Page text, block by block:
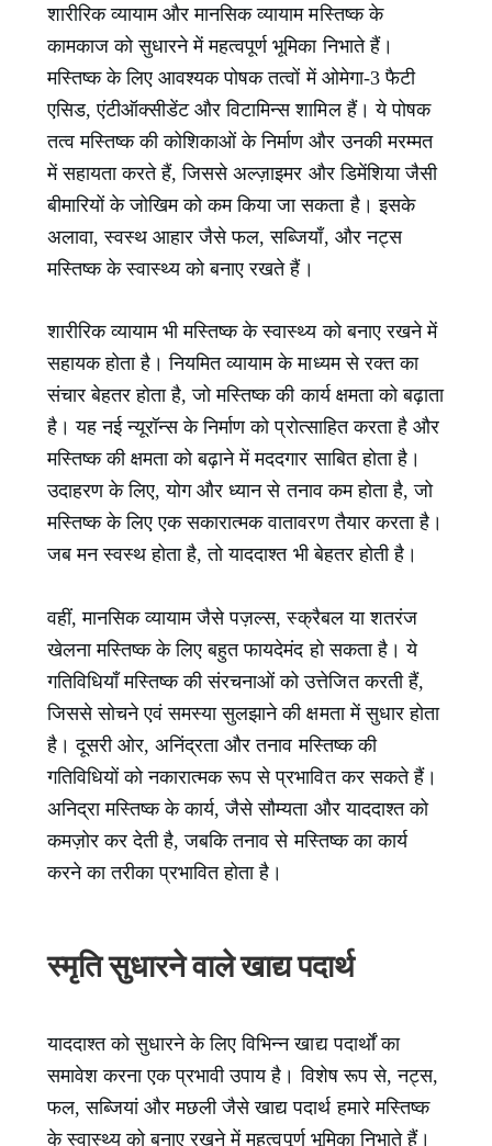
शारीरिक व्यायाम और मानसिक व्यायाम मस्तिष्क के
कामकाज को सुधारने में महत्वपूर्ण भूमिका निभाते हैं।
मस्तिष्क के लिए आवश्यक पोषक तत्वों में ओमेगा-3 फैटी
एसिड, एंटीऑक्सीडेंट और विटामिन्स शामिल हैं। ये पोषक
तत्व मस्तिष्क की कोशिकाओं के निर्माण और उनकी मरम्मत
में सहायता करते हैं, जिससे अल्ज़ाइमर और डिमेंशिया जैसी
बीमारियों के जोखिम को कम किया जा सकता है। इसके
अलावा, स्वस्थ आहार जैसे फल, सब्जियाँ, और नट्स
मस्तिष्क के स्वास्थ्य को बनाए रखते हैं।
शारीरिक व्यायाम भी मस्तिष्क के स्वास्थ्य को बनाए रखने में
सहायक होता है। नियमित व्यायाम के माध्यम से रक्त का
संचार बेहतर होता है, जो मस्तिष्क की कार्य क्षमता को बढ़ाता
है। यह नई न्यूरॉन्स के निर्माण को प्रोत्साहित करता है और
मस्तिष्क की क्षमता को बढ़ाने में मददगार साबित होता है।
उदाहरण के लिए, योग और ध्यान से तनाव कम होता है, जो
मस्तिष्क के लिए एक सकारात्मक वातावरण तैयार करता है।
जब मन स्वस्थ होता है, तो याददाश्त भी बेहतर होती है।
वहीं, मानसिक व्यायाम जैसे पज़ल्स, स्क्रैबल या शतरंज
खेलना मस्तिष्क के लिए बहुत फायदेमंद हो सकता है। ये
गतिविधियाँ मस्तिष्क की संरचनाओं को उत्तेजित करती हैं,
जिससे सोचने एवं समस्या सुलझाने की क्षमता में सुधार होता
है। दूसरी ओर, अनिंद्रता और तनाव मस्तिष्क की
गतिविधियों को नकारात्मक रूप से प्रभावित कर सकते हैं।
अनिद्रा मस्तिष्क के कार्य, जैसे सौम्यता और याददाश्त को
कमज़ोर कर देती है, जबकि तनाव से मस्तिष्क का कार्य
करने का तरीका प्रभावित होता है।
स्मृति सुधारने वाले खाद्य पदार्थ
याददाश्त को सुधारने के लिए विभिन्न खाद्य पदार्थों का
समावेश करना एक प्रभावी उपाय है। विशेष रूप से, नट्स,
फल, सब्जियां और मछली जैसे खाद्य पदार्थ हमारे मस्तिष्क
के स्वास्थ्य को बनाए रखने में महत्वपूर्ण भूमिका निभाते हैं।